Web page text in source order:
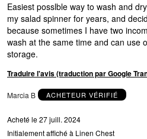
Easiest posslble way to wash and
my salad spinner for years, and
because sometimes I have two
wash at the same time and can use
storage.
Traduire l'avis (traduction par Google
Marcia B ACHETEUR VÉRIFIÉ
Acheté le 27 juill. 2024
Initialement affiché à Linen Chest